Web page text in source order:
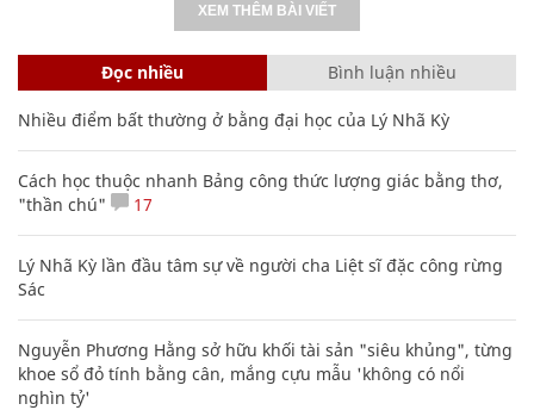
XEM THÊM BÀI VIẾT
Đọc nhiều Bình luận nhiều
Nhiều điểm bất thường ở bằng đại học của Lý Nhã Kỳ
Cách học thuộc nhanh Bảng công thức lượng giác bằng thơ,
"thần chú"
17
Lý Nhã Kỳ lần đầu tâm sự về người cha Liệt sĩ đặc công rừng
Sác
Nguyễn Phương Hằng sở hữu khối tài sản "siêu khủng", từng
khoe sổ đỏ tính bằng cân, mắng cựu mẫu 'không có nổi
nghìn tỷ'